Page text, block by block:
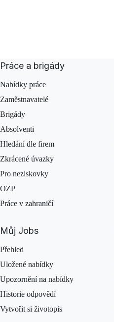
Práce a brigády
Nabídky práce
Zaměstnavatelé
Brigády
Absolventi
Hledání dle firem
Zkrácené úvazky
Pro neziskovky
OZP
Práce v zahraničí
Můj Jobs
Přehled
Uložené nabídky
Upozornění na nabídky
Historie odpovědí
Vytvořit si životopis